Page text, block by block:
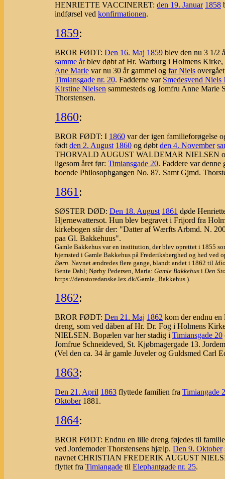
HENRIETTE VACCINERET: den 19. Januar 1858
indførsel ved konfirmationen.
1859:
BROR FØDT: Den 16. Maj 1859 blev den nu 3 1/2
samme årblev døbt af Hr. Warburg i Holmens
Ane Marie var nu 30 år gammel og far Niels
Timiansgade nr. 20. Fadderne var Smedesvend
Kirstine Nielsen sammesteds og Jomfru Anne Marie
Thorstensen.
1860:
BROR FØDT: I 1860 var der igen familieforøgelse
født den 2. August 1860 og døbt den 4. November
THORVALD AUGUST WALDEMAR NIELSEN
ligesom året før: Timiansgade 20. Faddere var denne
boende Philosophgangen No. 87. Samt Gjmd.
1861 :
SØSTER DØD: Den 18. August 1861 døde
Hjernewattersot. Hun blev begravet i Frijord fra
kirkebogen står der: "Datter af Wærfts Arbmd. N.
paa Gl. Bakkehuus".
Gamle Bakkehus var en institution, der blev oprettet i 1855
hjemsted i Gamle Bakkehus på Frederiksberghed og hed ved
Børn. Navnet ændredes flere gange, blandt andet i 1862 til
Bente Dahl; Nørby Pedersen, Maria: Gamle Bakkehus i Den
https://denstoredanske.lex.dk/Gamle_Bakkehus ).
1862:
BROR FØDT: Den 21. Maj 1862 kom der endnu
dreng, som ved dåben af Hr. Dr. Fog i Holmens
NIELSEN. Bopælen var her stadig i Timiansgade 20
Jomfrue Schneideved, St. Kjøbmagergade 13.
(Vel den ca. 34 år gamle Juveler og Guldsmed Carl
1863:
Den 21. April 1863 flyttede familien fra Timiangade
Oktober1881.
1864:
BROR FØDT: Endnu en lille dreng føjedes til
ved Jordemoder Thorstensens hjælp. Den 9. Oktober
navnet CHRISTIAN FREDERIK AUGUST
flyttet fra Timiangade til Elephantgade nr. 25.